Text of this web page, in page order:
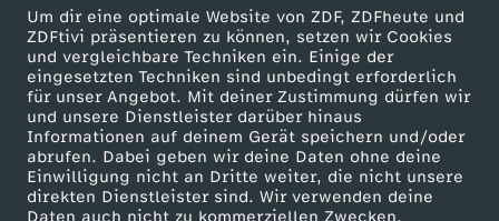
Um dir eine optimale Website von ZDF, ZDFheute und
ZDFtivi präsentieren zu können, setzen wir Cookies
und vergleichbare Techniken ein. Einige der
eingesetzten Techniken sind unbedingt erforderlich
für unser Angebot. Mit deiner Zustimmung dürfen wir
und unsere Dienstleister darüber hinaus
Informationen auf deinem Gerät speichern und/oder
abrufen. Dabei geben wir deine Daten ohne deine
Einwilligung nicht an Dritte weiter, die nicht unsere
direkten Dienstleister sind. Wir verwenden deine
Daten auch nicht zu kommerziellen Zwecken.
d
i
e
"
Mehr ZDF
ZDF-Apps
Smart TV
Service
ZDFmitreden
Kontakt zum ZDF